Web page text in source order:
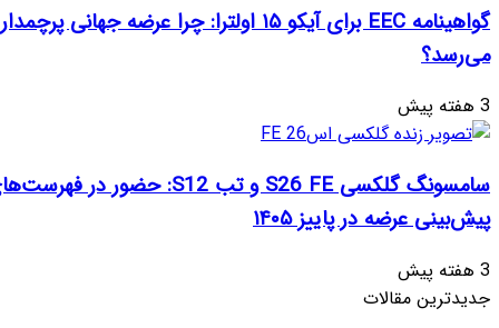
گواهینامه EEC برای آیکو ۱۵ اولترا: چرا عرضه جهانی پرچمدار جدید قطعی به نظر
سامسونگ گلکسی S26 FE و تب S12: حضور در فهرست‌های آنلاین گوگل و